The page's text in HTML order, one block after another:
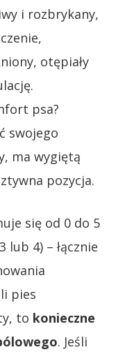
i rozbrykany,
otępiały
psa?
swojego
ma wygiętą
pozycja.
się od 0 do 5
4) – łącznie
pies
to konieczne
. Jeśli